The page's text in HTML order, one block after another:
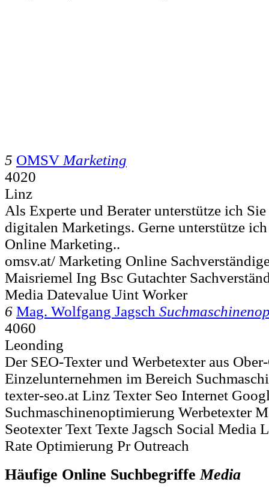
5 OMSV Marketing
4020
Linz
Als Experte und Berater unterstütze ich
digitalen Marketings. Gerne unterstütze
Online Marketing..
omsv.at/ Marketing Online
Maisriemel Ing Bsc Gutachter
Media Datevalue Uint Worker
6 Mag. Wolfgang Jagsch
4060
Leonding
Der SEO-Texter und Werbetexter aus
Einzelunternehmen im Bereich
texter-seo.at Linz Texter Seo Internet
Suchmaschinenoptimierung Werbetexter
Seotexter Text Texte Jagsch Social Media
Rate Optimierung Pr Outreach
Häufige Online SuchbegriffeMedia